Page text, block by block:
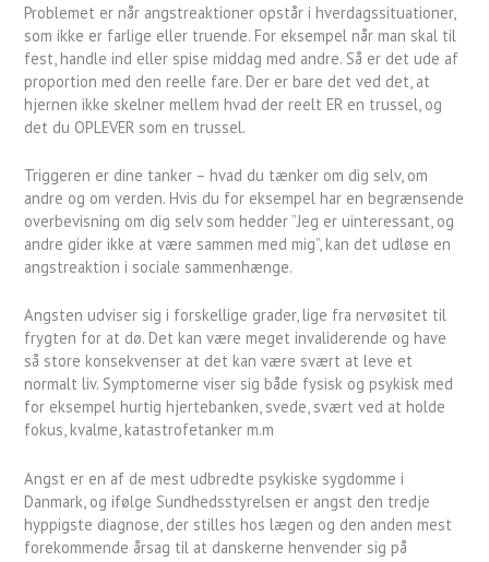
Problemet er når angstreaktioner opstår i hverdagssituationer,
som ikke er farlige eller truende. For eksempel når man skal til
fest, handle ind eller spise middag med andre. Så er det ude af
proportion med den reelle fare. Der er bare det ved det, at
hjernen ikke skelner mellem hvad der reelt ER en trussel, og
det du OPLEVER som en trussel.
Triggeren er dine tanker – hvad du tænker om dig selv, om
andre og om verden. Hvis du for eksempel har en begrænsende
overbevisning om dig selv som hedder ”Jeg er uinteressant, og
andre gider ikke at være sammen med mig”, kan det udløse en
angstreaktion i sociale sammenhænge.
Angsten udviser sig i forskellige grader, lige fra nervøsitet til
frygten for at dø. Det kan være meget invaliderende og have
så store konsekvenser at det kan være svært at leve et
normalt liv. Symptomerne viser sig både fysisk og psykisk med
for eksempel hurtig hjertebanken, svede, svært ved at holde
fokus, kvalme, katastrofetanker m.m
Angst er en af de mest udbredte psykiske sygdomme i
Danmark, og ifølge Sundhedsstyrelsen er angst den tredje
hyppigste diagnose, der stilles hos lægen og den anden mest
forekommende årsag til at danskerne henvender sig på